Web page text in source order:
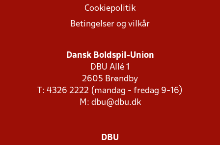
Cookiepolitik
Betingelser og vilkår
Dansk Boldspil-Union
DBU Allé 1
2605 Brøndby
T: 4326 2222 (mandag - fredag 9-16)
M: dbu@dbu.dk
DBU